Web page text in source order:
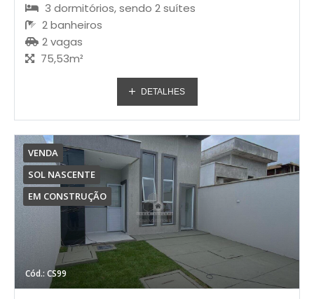
3 dormitórios, sendo 2 suítes
2 banheiros
2 vagas
75,53m²
DETALHES
VENDA
SOL NASCENTE
EM CONSTRUÇÃO
Cód.: CS99